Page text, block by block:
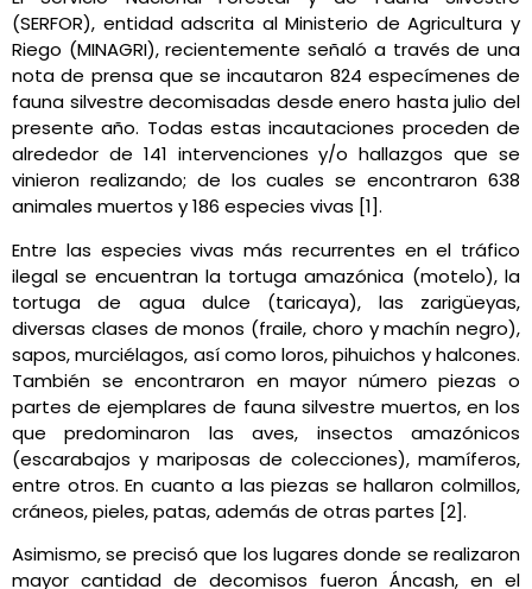
(SERFOR), entidad adscrita al Ministerio de Agricultura y
Riego (MINAGRI), recientemente señaló a través de una
nota de prensa que se incautaron 824 especímenes de
fauna silvestre decomisadas desde enero hasta julio del
presente año. Todas estas incautaciones proceden de
alrededor de 141 intervenciones y/o hallazgos que se
vinieron realizando; de los cuales se encontraron 638
animales muertos y 186 especies vivas [1].
Entre las especies vivas más recurrentes en el tráfico
ilegal se encuentran la tortuga amazónica (motelo), la
tortuga de agua dulce (taricaya), las zarigüeyas,
diversas clases de monos (fraile, choro y machín negro),
sapos, murciélagos, así como loros, pihuichos y halcones.
También se encontraron en mayor número piezas o
partes de ejemplares de fauna silvestre muertos, en los
que predominaron las aves, insectos amazónicos
(escarabajos y mariposas de colecciones), mamíferos,
entre otros. En cuanto a las piezas se hallaron colmillos,
cráneos, pieles, patas, además de otras partes [2].
Asimismo, se precisó que los lugares donde se realizaron
mayor cantidad de decomisos fueron Áncash, en el